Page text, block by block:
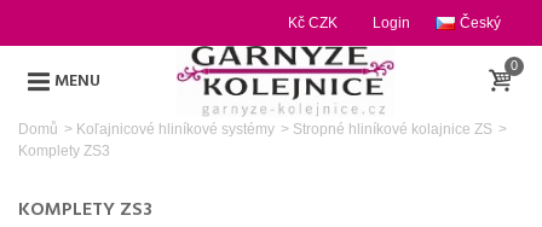
Český
Login
Kč CZK
MENU
0
Domů > Koľajnicové hliníkové systémy > Stropné hliníkové kolajnice ZS >
Komplety ZS3
KOMPLETY ZS3